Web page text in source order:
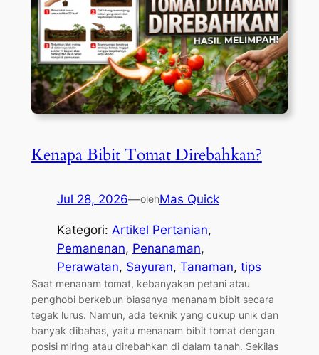
Kenapa Bibit Tomat Direbahkan?
Jul 28, 2026—olehMas Quick
Kategori: Artikel Pertanian
Pemanenan, Penanaman
Perawatan, Sayuran, Tanaman, tips
Saat menanam tomat, kebanyakan petani atau
penghobi berkebun biasanya menanam bibit secara
tegak lurus. Namun, ada teknik yang cukup unik dan
banyak dibahas, yaitu menanam bibit tomat dengan
posisi miring atau direbahkan di dalam tanah. Sekilas